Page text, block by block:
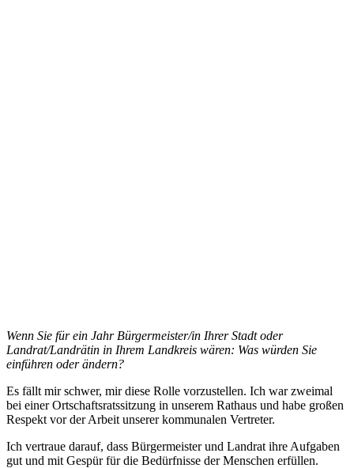
Wenn Sie für ein Jahr Bürgermeister/in Ihrer Stadt oder
Landrat/Landrätin in Ihrem Landkreis wären: Was würden Sie
einführen oder ändern?
Es fällt mir schwer, mir diese Rolle vorzustellen. Ich war zweimal
bei einer Ortschaftsratssitzung in unserem Rathaus und habe großen
Respekt vor der Arbeit unserer kommunalen Vertreter.
Ich vertraue darauf, dass Bürgermeister und Landrat ihre Aufgaben
gut und mit Gespür für die Bedürfnisse der Menschen erfüllen.